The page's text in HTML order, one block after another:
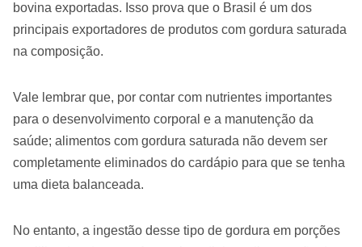
bovina exportadas. Isso prova que o Brasil é um dos
principais exportadores de produtos com gordura saturada
na composição.
Vale lembrar que, por contar com nutrientes importantes
para o desenvolvimento corporal e a manutenção da
saúde; alimentos com gordura saturada não devem ser
completamente eliminados do cardápio para que se tenha
uma dieta balanceada.
No entanto, a ingestão desse tipo de gordura em porções